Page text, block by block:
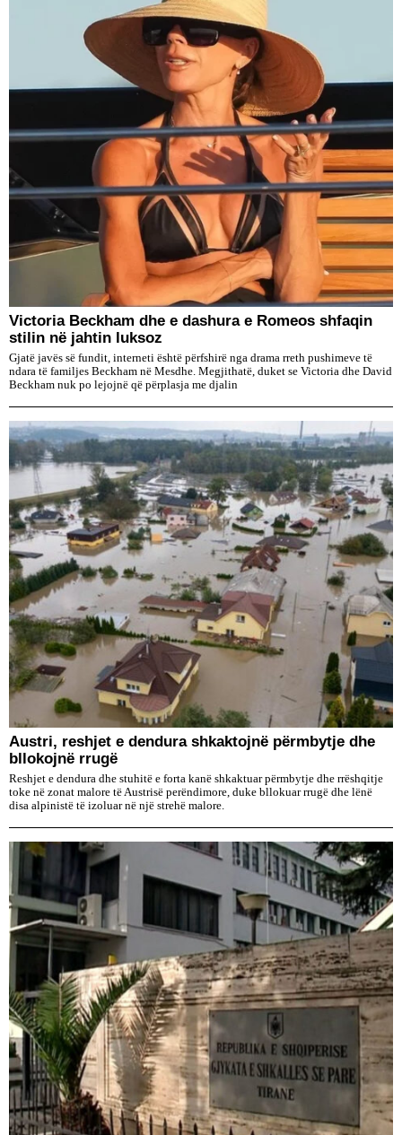
Victoria Beckham dhe e dashura e Romeos shfaqin
stilin në jahtin luksoz
Gjatë javës së fundit, interneti është përfshirë nga drama rreth pushimeve të
ndara të familjes Beckham në Mesdhe. Megjithatë, duket se Victoria dhe David
Beckham nuk po lejojnë që përplasja me djalin
Austri, reshjet e dendura shkaktojnë përmbytje dhe
bllokojnë rrugë
Reshjet e dendura dhe stuhitë e forta kanë shkaktuar përmbytje dhe rrëshqitje
toke në zonat malore të Austrisë perëndimore, duke bllokuar rrugë dhe lënë
disa alpinistë të izoluar në një strehë malore.